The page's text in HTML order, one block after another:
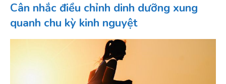
Cân nhắc điều chỉnh dinh dưỡng xung
quanh chu kỳ kinh nguyệt